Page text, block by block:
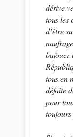
dérive
tous les
d’être
bafouer
tous en
défaite
pour
toujours